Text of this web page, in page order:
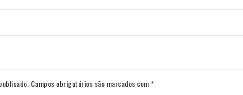
Campos obrigatórios são marcados com*